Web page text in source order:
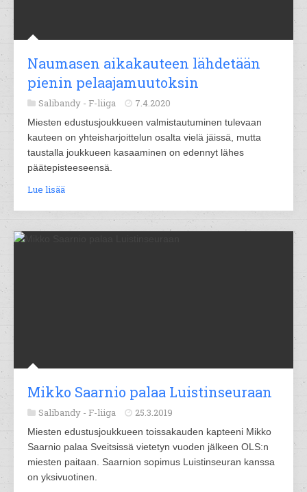
Naumasen aikakauteen lähdetään
pienin pelaajamuutoksin
Salibandy - F-liiga 7.4.2020
Miesten edustusjoukkueen valmistautuminen tulevaan
kauteen on yhteisharjoittelun osalta vielä jäissä, mutta
taustalla joukkueen kasaaminen on edennyt lähes
päätepisteeseensä.
Lue lisää
Mikko Saarnio palaa Luistinseuraan
Salibandy - F-liiga 25.3.2019
Miesten edustusjoukkueen toissakauden kapteeni Mikko
Saarnio palaa Sveitsissä vietetyn vuoden jälkeen OLS:n
miesten paitaan. Saarnion sopimus Luistinseuran kanssa
on yksivuotinen.